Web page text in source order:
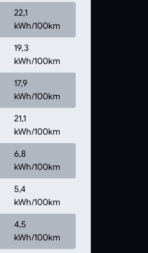
22,1
kWh/100km
19,3
kWh/100km
17,9
kWh/100km
21,1
kWh/100km
6,8
kWh/100km
5,4
kWh/100km
4,5
kWh/100km